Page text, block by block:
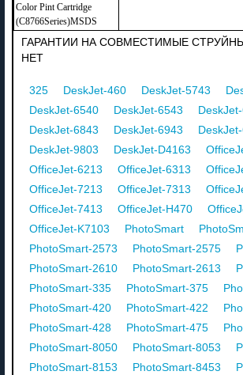
Color Pint Cartridge
(C8766Series)MSDS
ГАРАНТИИ НА СОВМЕСТИМЫЕ
НЕТ
325 DeskJet-460 DeskJet-5743
DeskJet-6540
DeskJet-6543
DeskJet-6843
DeskJet-6943
DeskJet-9803
DeskJet-D4163
OfficeJet-6213
OfficeJet-6313
OfficeJet-7213
OfficeJet-7313
OfficeJet-7413
OfficeJet-H470
OfficeJet-K7103
PhotoSmart
PhotoSmart-2573
PhotoSmart-2575
PhotoSmart-2610
PhotoSmart-2613
PhotoSmart-335
PhotoSmart-375
PhotoSmart-420
PhotoSmart-422
PhotoSmart-428
PhotoSmart-475
PhotoSmart-8050
PhotoSmart-8053
PhotoSmart-8153
PhotoSmart-8453